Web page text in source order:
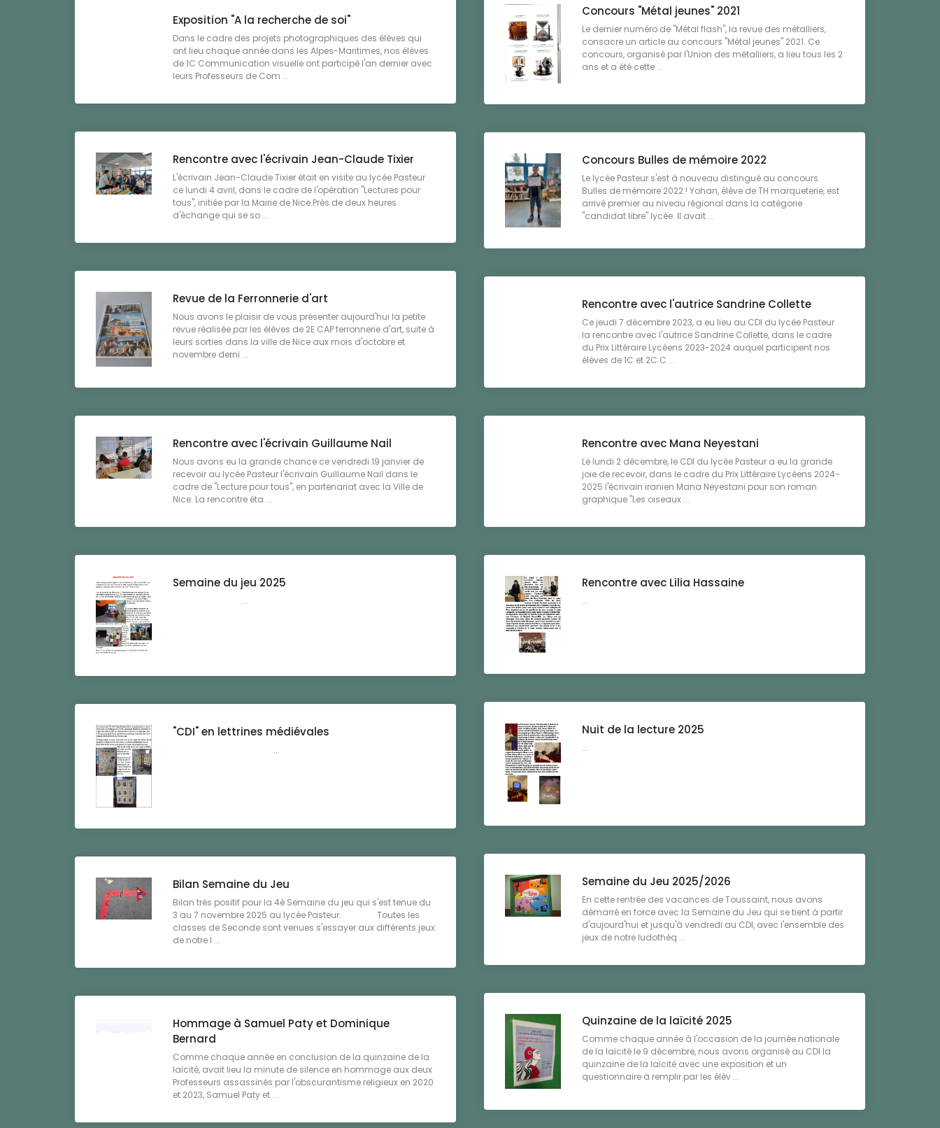
Concours "Métal jeunes" 2021
Le dernier numéro de "Métal flash", la revue des métalliers,
consacre un article au concours "Métal jeunes" 2021. Ce
concours, organisé par l'Union des métalliers, a lieu tous les 2
ans et a été cette ...
Exposition "A la recherche de soi"
Dans le cadre des projets photographiques des élèves qui
ont lieu chaque année dans les Alpes-Maritimes, nos élèves
de 1C Communication visuelle ont participé l'an dernier avec
leurs Professeurs de Com ...
Rencontre avec l'écrivain Jean-Claude Tixier
L'écrivain Jean-Claude Tixier était en visite au lycée Pasteur
ce lundi 4 avril, dans le cadre de l'opération "Lectures pour
tous", initiée par la Mairie de Nice.Près de deux heures
d'échange qui se so ...
Concours Bulles de mémoire 2022
Le lycée Pasteur s'est à nouveau distingué au concours
Bulles de mémoire 2022 ! Yohan, élève de TH marqueterie, est
arrivé premier au niveau régional dans la catégorie
"candidat libre" lycée. Il avait ...
Revue de la Ferronnerie d'art
Nous avons le plaisir de vous présenter aujourd'hui la petite
revue réalisée par les élèves de 2E CAP ferronnerie d'art, suite à
leurs sorties dans la ville de Nice aux mois d'octobre et
novembre derni ...
Rencontre avec l'autrice Sandrine Collette
Ce jeudi 7 décembre 2023, a eu lieu au CDI du lycée Pasteur
la rencontre avec l'autrice Sandrine Collette, dans le cadre
du Prix Littéraire Lycéens 2023-2024 auquel participent nos
élèves de 1C et 2C C ...
Rencontre avec l'écrivain Guillaume Nail
Nous avons eu la grande chance ce vendredi 19 janvier de
recevoir au lycée Pasteur l'écrivain Guillaume Nail dans le
cadre de "Lecture pour tous", en partenariat avec la Ville de
Nice. La rencontre éta ...
Rencontre avec Mana Neyestani
Le lundi 2 décembre, le CDI du lycée Pasteur a eu la grande
joie de recevoir, dans le cadre du Prix Littéraire Lycéens 2024-
2025 l'écrivain iranien Mana Neyestani pour son roman
graphique "Les oiseaux ...
Semaine du jeu 2025
...
Rencontre avec Lilia Hassaine
...
Nuit de la lecture 2025
...
"CDI" en lettrines médiévales
...
Semaine du Jeu 2025/2026
En cette rentrée des vacances de Toussaint, nous avons
démarré en force avec la Semaine du Jeu qui se tient à partir
d'aujourd'hui et jusqu'à vendredi au CDI, avec l'ensemble des
jeux de notre ludothèq ...
Bilan Semaine du Jeu
Bilan très positif pour la 4è Semaine du jeu qui s'est tenue du
3 au 7 novembre 2025 au lycée Pasteur. Toutes les
classes de Seconde sont venues s'essayer aux différents jeux
de notre l ...
Quinzaine de la laïcité 2025
Comme chaque année à l'occasion de la journée nationale
de la laïcité le 9 décembre, nous avons organisé au CDI la
quinzaine de la laïcité avec une exposition et un
questionnaire à remplir par les élèv ...
Hommage à Samuel Paty et Dominique
Bernard
Comme chaque année en conclusion de la quinzaine de la
laïcité, avait lieu la minute de silence en hommage aux deux
Professeurs assassinés par l'obscurantisme religieux en 2020
et 2023, Samuel Paty et ...